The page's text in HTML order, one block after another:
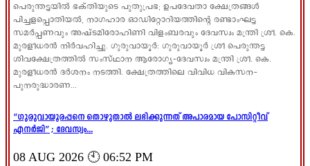
പെരുന്തട്ടയിൽ ഭക്തിയുടെ പുതുപ്രഭ; ഉപദേവതാ ക്ഷേത്രങ്ങൾ
പിച്ചളപ്പൊതിയൽ, നാഗഹാര ഓഡിറ്റോറിയത്തിന്റെ രണ്ടാംഘട്ട
സമർപ്പണവും അഷ്ടമിരോഹിണി വിളംബരവും ദേവസ്വം മന്ത്രി ശ്രീ. കെ.
മുരളീധരൻ നിർവഹിച്ചു. ഗുരുവായൂർ: ഗുരുവായൂർ ശ്രീ പെരുന്തട്ട
ശിവക്ഷേത്രത്തിൽ സംസ്ഥാന ആരോഗ്യ-ദേവസ്വം മന്ത്രി ശ്രീ. കെ.
മുരളീധരൻ ദർശനം നടത്തി. ക്ഷേത്രത്തിലെ വിവിധ വികസന-
പുനരുദ്ധാരണ...
“ഗുരുവായൂരപ്പനെ തൊഴുതാൽ ലഭിക്കുന്നത് അപാരമായ പോസിറ്റീവ്
എനർജി” ; ദേവസ്വം...
08 AUG 2026 🕙 06:52 PM